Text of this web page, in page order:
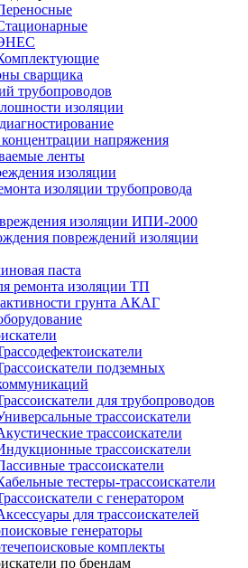
сварщика
трубопроводов
изоляции
напряжения
ленты
изоляции
изоляции трубопровода
изоляции ИПИ-2000
повреждений изоляции
паста
ремонта изоляции ТП
грунта АКАГ
подземных
для трубопроводов
трассоискатели
трассоискатели
трассоискатели
трассоискатели
тестеры-трассоискатели
с генератором
для трассоискателей
генераторы
комплекты
по брендам